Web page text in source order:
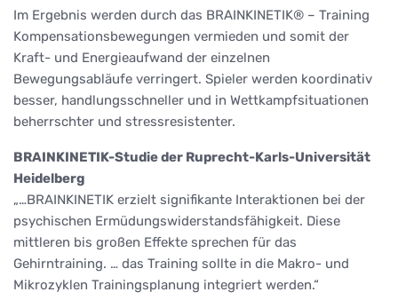
Im Ergebnis werden durch das BRAINKINETIK® – Training
Kompensationsbewegungen vermieden und somit der
Kraft- und Energieaufwand der einzelnen
Bewegungsabläufe verringert. Spieler werden koordinativ
besser, handlungsschneller und in Wettkampfsituationen
beherrschter und stressresistenter.
BRAINKINETIK-Studie der Ruprecht-Karls-Universität
Heidelberg
„…BRAINKINETIK erzielt signifikante Interaktionen bei der
psychischen Ermüdungswiderstandsfähigkeit. Diese
mittleren bis großen Effekte sprechen für das
Gehirntraining. … das Training sollte in die Makro- und
Mikrozyklen Trainingsplanung integriert werden.“